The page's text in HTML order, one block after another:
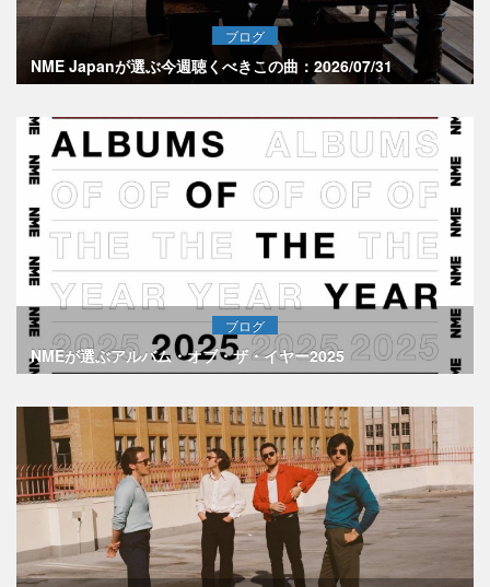
ブログ
NME Japanが選ぶ今週聴くべきこの曲：2026/07/31
ブログ
NMEが選ぶアルバム・オブ・ザ・イヤー2025